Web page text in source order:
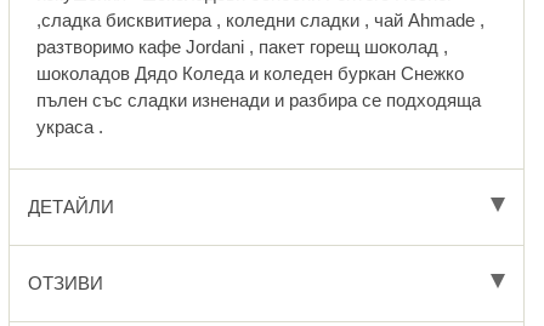
,сладка бисквитиера , коледни сладки , чай Ahmade ,
разтворимо кафе Jordani , пакет горещ шоколад ,
шоколадов Дядо Коледа и коледен буркан Снежко
пълен със сладки изненади и разбира се подходяща
украса .
ДЕТАЙЛИ
ОТЗИВИ